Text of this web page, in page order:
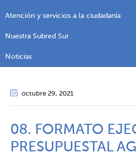
Atención y servicios a la ciudadanía
Nuestra Subred Sur
Noticias
octubre 29, 2021
08. FORMATO
PRESUPUESTAL